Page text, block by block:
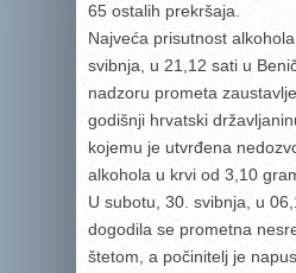
65 ostalih prekršaja.
Najveća prisutnost
svibnja, u 21,12 sati u
nadzoru prometa
godišnji hrvatski
kojemu je utvrđena
alkohola u krvi od 3,10
U subotu, 30. svibnja, u
dogodila se prometna
štetom, a počinitelj je